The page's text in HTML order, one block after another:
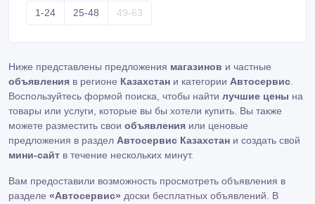
автомобилей не устанавливают специальные
средства защиты на уязвимые элементы
1-24 25-48 49-63
Ниже представлены предложения магазинов и частные
объявления в регионе Казахстан и категории Автосервис.
Воспользуйтесь формой поиска, чтобы найти лучшие цены на
товары или услуги, которые вы бы хотели купить. Вы также
можете разместить свои объявления или ценовые
предложения в раздел Автосервис Казахстан и создать свой
мини-сайт в течение нескольких минут.
Вам предоставили возможность просмотреть объявления в
разделе «Автосервис» доски бесплатных объявлений. В